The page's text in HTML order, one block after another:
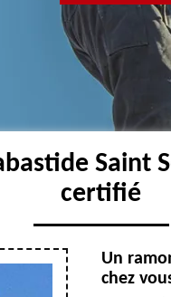
Saint
certifié
Un
chez